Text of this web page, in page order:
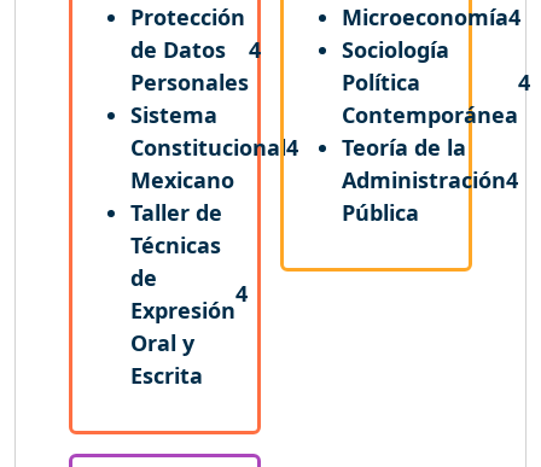
Protección
de Datos
Personales
4
Sistema
Constitucional
Mexicano
4
Taller de
Técnicas
de
Expresión
Oral y
Escrita
4
Microeconomía4
Sociología
Política
Contemporánea
4
Teoría de la
Administración
Pública
4